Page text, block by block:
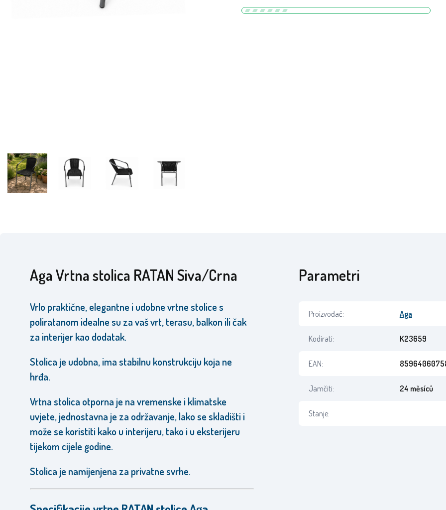
Aga Vrtna stolica RATAN Siva/Crna
Vrlo praktične, elegantne i udobne vrtne stolice s
poliratanom idealne su za vaš vrt, terasu, balkon ili čak
za interijer kao dodatak.
Stolica je udobna, ima stabilnu konstrukciju koja ne
hrđa.
Vrtna stolica otporna je na vremenske i klimatske
uvjete, jednostavna je za održavanje, lako se skladišti i
može se koristiti kako u interijeru, tako i u eksterijeru
tijekom cijele godine.
Stolica je namijenjena za privatne svrhe.
Parametri
Proizvođač: Aga
Kodirati: K23659
EAN:
Jamčiti: 24 měsíců
Stanje: